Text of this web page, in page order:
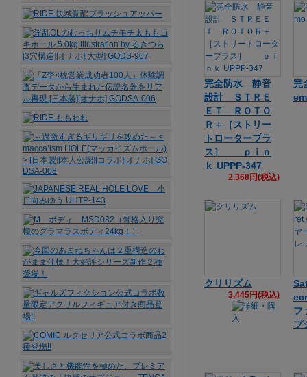
完全防水 静音
設計 ＳＴＲＥ
ＥＴ ＲＯＴＯ
Ｒ＋［ストリー
トロータープラ
ス］ ｐｉｎ
ｋ UPPP-347
2,368円(税込)
完
クリリズム
3,445円(税込)
フ
プ